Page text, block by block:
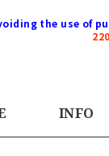
the use of
INFO